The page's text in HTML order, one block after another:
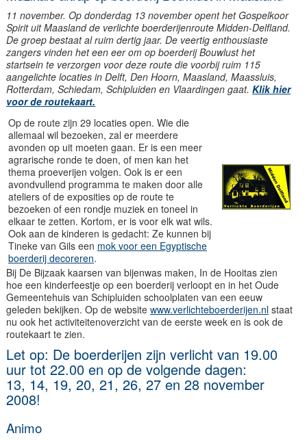
11 november. Op donderdag 13 november opent het Gospelkoor
Spirit uit Maasland de verlichte boerderijenroute Midden-Delfland.
De groep bestaat al ruim dertig jaar. De veertig enthousiaste
zangers vinden het een eer om op boerderij Bouwlust het
startsein te verzorgen voor deze route die voorbij ruim 115
aangelichte locaties in Delft, Den Hoorn, Maasland, Maassluis,
Rotterdam, Schiedam, Schipluiden en Vlaardingen gaat. Klik hier
voor de routekaart.
Op de route zijn 29 locaties open. Wie die
allemaal wil bezoeken, zal er meerdere
avonden op uit moeten gaan. Er is een meer
agrarische ronde te doen, of men kan het
thema proeverijen volgen. Ook is er een
avondvullend programma te maken door alle
ateliers of de exposities op de route te
bezoeken of een rondje muziek en toneel in
elkaar te zetten. Kortom, er is voor elk wat wils.
Ook aan de kinderen is gedacht: Ze kunnen bij
Tineke van Gils een mok voor een Egyptische
boerderij decoreren.
Bij De Bijzaak kaarsen van bijenwas maken, In de Hooitas zien
hoe een kinderfeestje op een boerderij verloopt en in het Oude
Gemeentehuis van Schipluiden schoolplaten van een eeuw
geleden bekijken. Op de website www.verlichteboerderijen.nl staat
nu ook het activiteitenoverzicht van de eerste week en is ook de
routekaart te zien.
Let op: De boerderijen zijn verlicht van 19.00
uur tot 22.00 en op de volgende dagen:
13, 14, 19, 20, 21, 26, 27 en 28 november
2008!
Animo